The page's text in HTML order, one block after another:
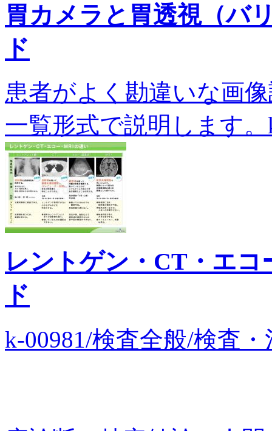
胃カメラと胃透視（バ
ド
患者がよく勘違いな画
一覧形式で説明します
レントゲン・CT・エ
ド
k-00981/検査全般/検査